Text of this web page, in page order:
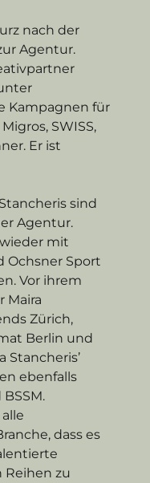
nach der
Agentur.
Kampagnen für
SWISS,
Er ist
sind
Agentur.
mit
Ochsner Sport
Vor ihrem
Maira
Zürich,
Berlin und
Stancheris’
ebenfalls
dass es
Reihen zu